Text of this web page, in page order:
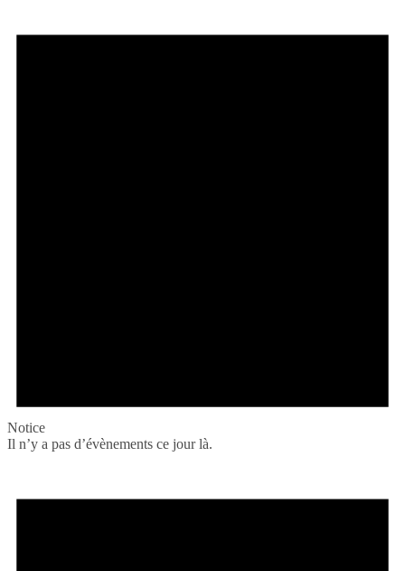
Notice
Il n’y a pas d’évènements ce jour là.